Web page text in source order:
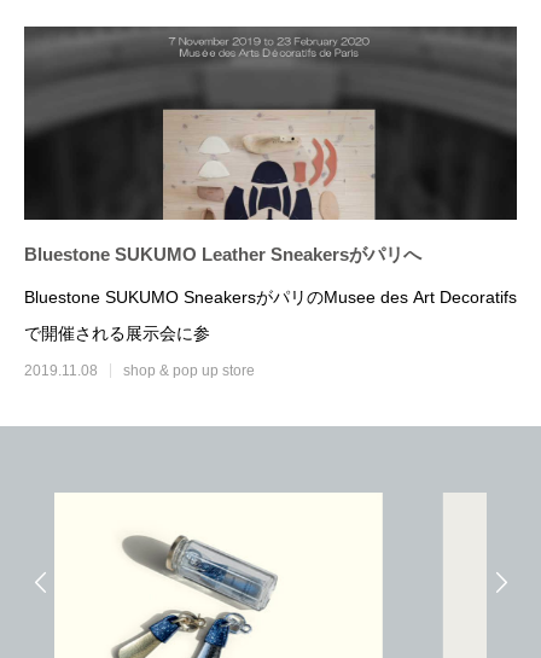
大丸東京店 Bluestone×KEYCO pop up
2021.03.25
Bluestone 2020年
2020.01.15
Bluestone SUKUMO Leather Sneakersがパリへ
Bluestone SUKUMO SneakersがパリのMusee des Art Decoratifs
で開催される展示会に参
2019.11.08 shop & pop up store